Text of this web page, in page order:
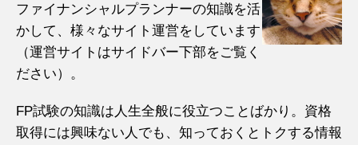
ファイナンシャルプランナーの知識を活
かして、様々なサイト運営をしています
（運営サイトはサイドバー下部をご覧く
ださい）。
FP試験の知識は人生全般に役立つことばかり。資格
取得には興味ない人でも、知っておくとトクする情報